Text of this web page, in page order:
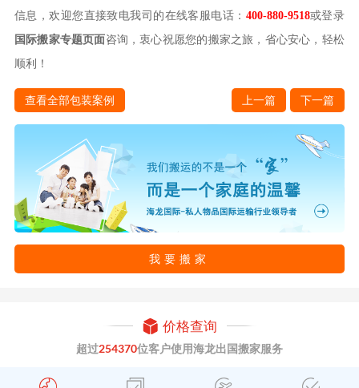
信息，欢迎您直接致电我司的在线客服电话： 400-880-9518或登录
国际搬家专题页面 咨询，衷心祝愿您的搬家之旅，省心安心，轻松
顺利！
查看全部包装案例 上一篇 下一篇
我要搬家
价格查询
超过254370位客户使用海龙出国搬家服务